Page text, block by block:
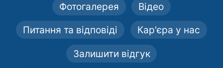
Фотогалерея Відео
Питання та відповіді Кар'єра у нас
Залишити відгук